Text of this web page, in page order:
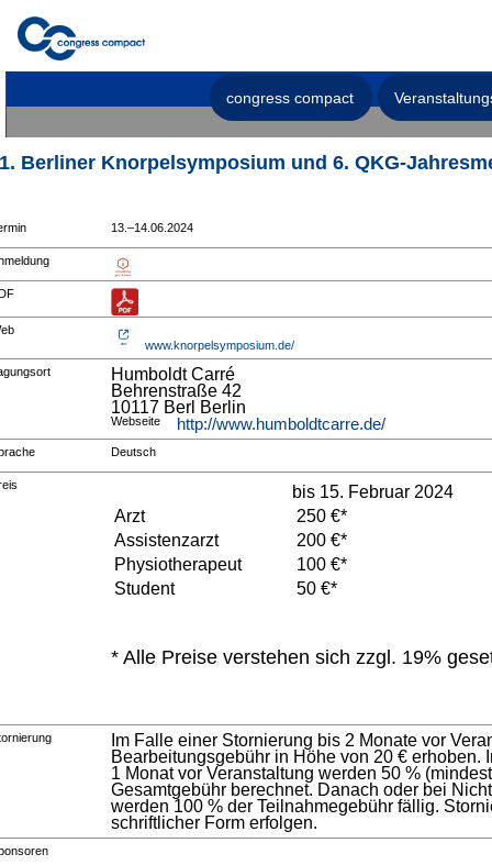
congress compact
Berliner Knorpelsymposium und 6. QKG-
13.–14.06.2024
www.knorpelsymposium.de/
Humboldt Carré
Behrenstraße 42
10117 Berl Berlin
Webseite http://www.humboldtcarre.de/
Deutsch
bis 15. Februar 2024
Arzt
250 €*
Assistenzarzt
200 €*
Physiotherapeut
100 €*
Student
50 €*
* Alle Preise verstehen sich zzgl. 19%
Im Falle einer Stornierung bis 2 Monate vor
Bearbeitungsgebühr in Höhe von 20 € erhoben.
1 Monat vor Veranstaltung werden 50 %
Gesamtgebühr berechnet. Danach oder bei
werden 100 % der Teilnahmegebühr fällig.
schriftlicher Form erfolgen.